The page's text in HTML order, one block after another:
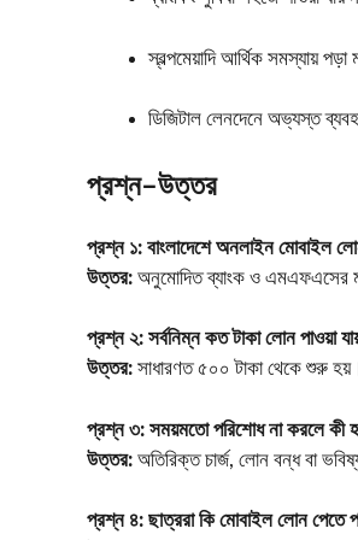
স্বল্পমেয়াদি আর্থিক সমস্যায়
ডিজিটাল লেনদেনে অভ্যস্ত
প্রশ্ন–উত্তর
প্রশ্ন ১: বাংলাদেশে অনলাইন মোবাইল
উত্তর: অনুমোদিত ব্যাংক ও এমএফএসের
প্রশ্ন ২: সর্বনিম্ন কত টাকা লোন পাওয়া
উত্তর: সাধারণত ৫০০ টাকা থেকে শুরু
প্রশ্ন ৩: সময়মতো পরিশোধ না করলে কী
উত্তর: অতিরিক্ত চার্জ, লোন বন্ধ বা
প্রশ্ন ৪: ছাত্ররা কি মোবাইল লোন পেতে